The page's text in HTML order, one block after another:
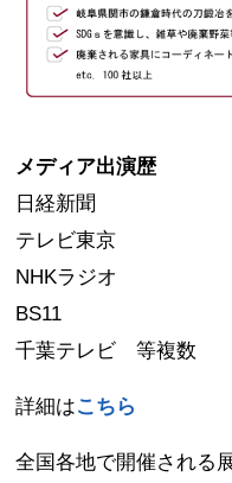
メディア出演歴
日経新聞
テレビ東京
NHKラジオ
BS11
千葉テレビ　等複数
詳細はこちら
全国各地で開催される